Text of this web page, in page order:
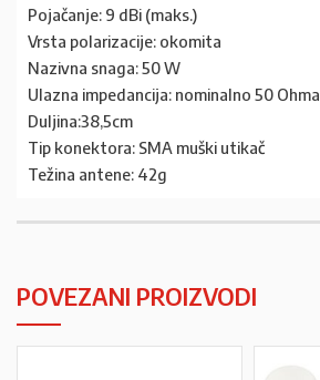
Pojačanje: 9 dBi (maks.)
Vrsta polarizacije: okomita
Nazivna snaga: 50 W
Ulazna impedancija: nominalno 50 Ohma
Duljina:38,5cm
Tip konektora: SMA muški utikač
Težina antene: 42g
POVEZANI PROIZVODI